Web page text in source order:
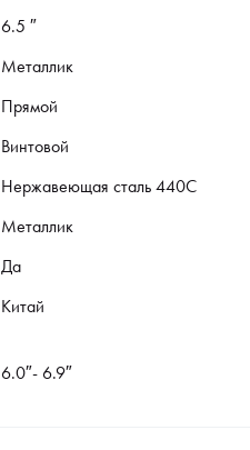
6.5 ″
Металлик
Прямой
Винтовой
Нержавеющая сталь 440C
Металлик
Да
Китай
6.0″- 6.9″